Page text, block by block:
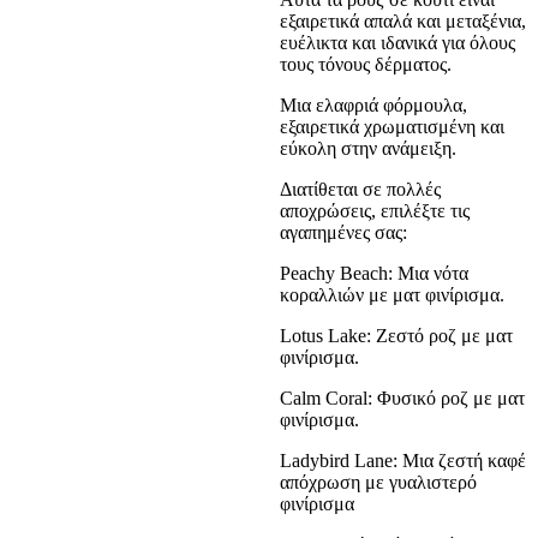
εξαιρετικά απαλά και μεταξένια,
ευέλικτα και ιδανικά για όλους
τους τόνους δέρματος.
Μια ελαφριά φόρμουλα,
εξαιρετικά χρωματισμένη και
εύκολη στην ανάμειξη.
Διατίθεται σε πολλές
αποχρώσεις, επιλέξτε τις
αγαπημένες σας:
Peachy Beach: Μια νότα
κοραλλιών με ματ φινίρισμα.
Lotus Lake: Ζεστό ροζ με ματ
φινίρισμα.
Calm Coral: Φυσικό ροζ με ματ
φινίρισμα.
Ladybird Lane: Μια ζεστή καφέ
απόχρωση με γυαλιστερό
φινίρισμα